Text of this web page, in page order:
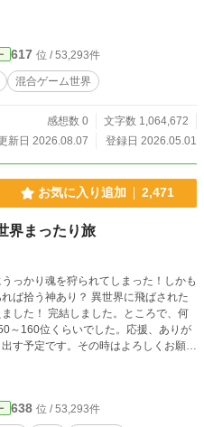
ったロゼッタは、自分が新人たちの
令嬢であると気付く。 このままで
デッドエンドしかないと気付いた彼女
念には念を、彼女の性格により起
気付きもせずに。 予定とし
由にできるお金を手に入れるために商
等に関する返答は行っていません。
617 位 / 53,293件
混合ゲーム世界
感想数 0
文字数 1,064,672
新日 2026.08.07
登録日 2026.05.01
お気に入り追加 2,471
界まったり旅
っかり魂を狩られてしまった！しかも
ば拾う神あり？ 異世界に飛ばされた
ころで、何
～160位くらいでした。応援、ありが
す予定です。その時はよろしくお願い
638 位 / 53,293件